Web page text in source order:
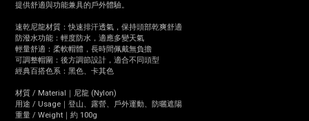
提供舒適與功能兼具的戶外體驗。
速乾尼龍材質：快速排汗透氣，保持頭部乾爽舒適
防潑水功能：輕度防水，適應多變天氣
輕量舒適：柔軟帽體，長時間佩戴無負擔
可調整帽圍：後方調節設計，適合不同頭型
經典百搭色系：黑色、卡其色
材質 / Material｜尼龍 (Nylon)
用途 / Usage｜登山、露營、戶外運動、防曬遮陽
重量 / Weight｜約 100g